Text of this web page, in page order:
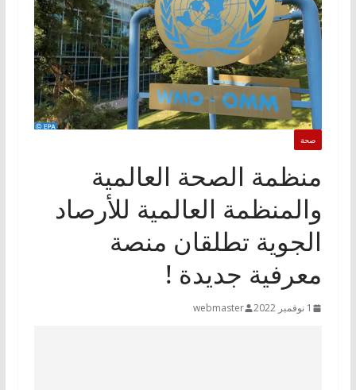
صحة
منظمة الصحة العالمية
والمنظمة العالمية للأرصاد
الجوية تطلقان منصة
معرفية جديدة !
1 نوفمبر 2022 webmaster